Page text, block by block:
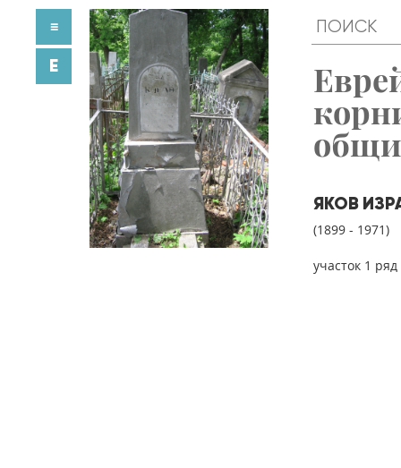
ЯКОВ
(1899 - 1971)
участок 1
≡
E